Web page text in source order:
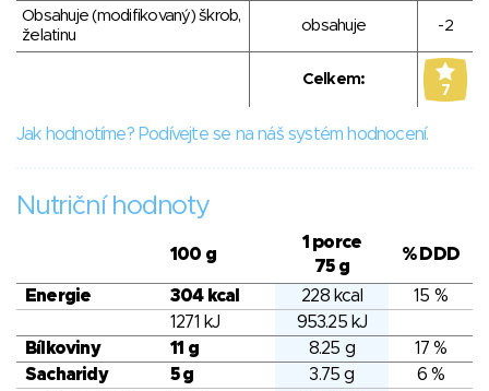
Obsahuje (modifikovaný) škrob,
želatinu
obsahuje -2
Celkem:
7
Jak hodnotíme? Podívejte se na náš systém hodnocení.
Nutriční hodnoty
100 g
1 porce
75 g
% DDD
Energie 304 kcal 228 kcal
15 %
1271 kJ
953.25 kJ
Bílkoviny
11 g 8.25 g
17 %
Sacharidy
5 g 3.75 g
6 %